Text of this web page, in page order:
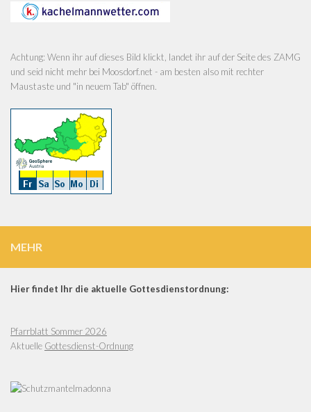
Achtung: Wenn ihr auf dieses Bild klickt, landet ihr auf der Seite des ZAMG
und seid nicht mehr bei Moosdorf.net - am besten also mit rechter
Maustaste und "in neuem Tab" öffnen.
MEHR
Hier findet Ihr die aktuelle Gottesdienstordnung:
Pfarrblatt Sommer 2026
Aktuelle Gottesdienst-Ordnung